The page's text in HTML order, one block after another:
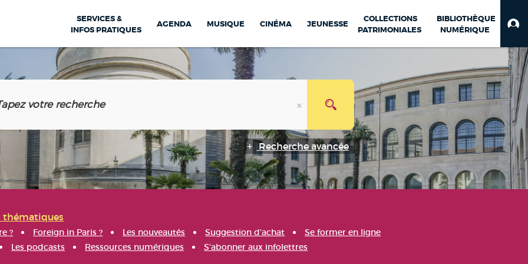
SERVICES &
INFOS PRATIQUES
AGENDA MUSIQUE CINÉMA JEUNESSE
COLLECTIONS
PATRIMONIALES
BIBLIOTHÈQUE
NUMÉRIQUE
Recherche avancée
thématiques
? Foreign in Paris ? Les nouveautés Suggestion d'achat
Se former en ligne
Les podcasts Ressources numériques S'abonner aux infolettres